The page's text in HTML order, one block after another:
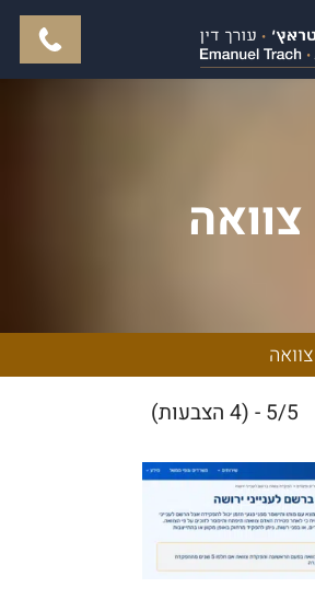
צוואה
צוואה
5/5 - (4 הצבעות)